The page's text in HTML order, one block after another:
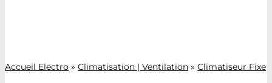
Accueil Electro » Climatisation | Ventilation » Climatiseur Fixe